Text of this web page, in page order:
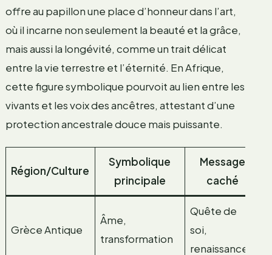
offre au papillon une place d’honneur dans l’art,
où il incarne non seulement la beauté et la grâce,
mais aussi la longévité, comme un trait délicat
entre la vie terrestre et l’éternité. En Afrique,
cette figure symbolique pourvoit au lien entre les
vivants et les voix des ancêtres, attestant d’une
protection ancestrale douce mais puissante.
Région/Culture
Symbolique
principale
Message
caché
Grèce Antique
Âme,
transformation
Quête de
soi,
renaissance